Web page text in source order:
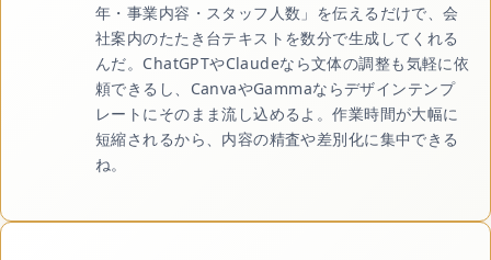
年・事業内容・スタッフ人数」を伝えるだけで、会
社案内のたたき台テキストを数分で生成してくれる
んだ。ChatGPTやClaudeなら文体の調整も気軽に依
頼できるし、CanvaやGammaならデザインテンプ
レートにそのまま流し込めるよ。作業時間が大幅に
短縮されるから、内容の精査や差別化に集中できる
ね。